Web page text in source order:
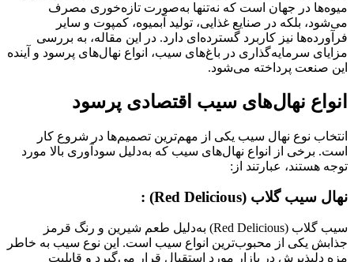
میوه‌ها در جهان است که نه‌تنها به‌صورت تازه‌خوری مصرف
می‌شود، بلکه در صنایع غذایی، تولید آبمیوه، کمپوت و سایر
فرآورده‌ها نیز کاربرد گسترده‌ای دارد. در این مقاله، به بررسی
مزایای سرمایه‌گذاری در باغ‌های سیب، انواع نهال‌های پرسود و آینده
این صنعت پرداخته می‌شود.
انواع نهال‌های سیب اقتصادی پرسود
انتخاب نوع نهال سیب یکی از مهم‌ترین تصمیم‌ها در شروع کار
است. برخی از انواع نهال‌های سیب که به‌دلیل سودآوری بالا مورد
توجه هستند، عبارتند از:
نهال سیب گلاب (Red Delicious) :
سیب گلاب (Red Delicious) به‌دلیل طعم شیرین و رنگ قرمز
جذابش یکی از محبوب‌ترین انواع سیب است. این نوع سیب به خاطر
مزه دلپذیرش در بازار مورد استقبال قرار می‌گیرد و قابلیت